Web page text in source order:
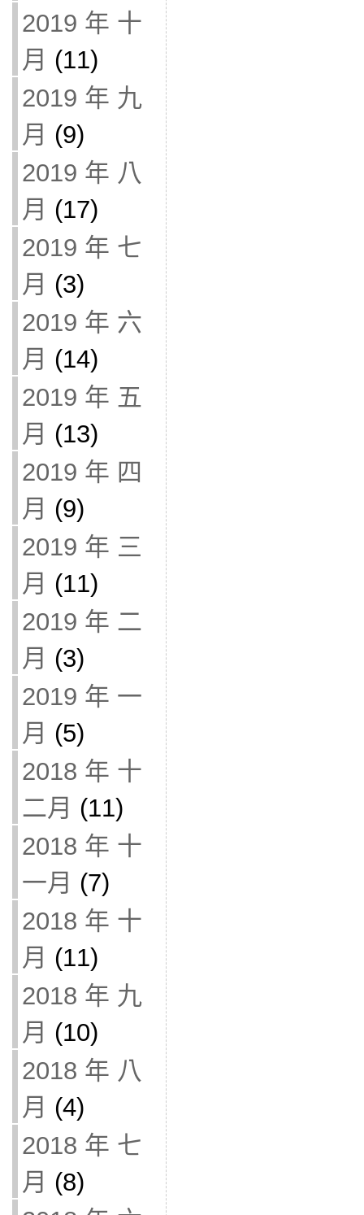
2019 年 十
月 (11)
2019 年 九
月 (9)
2019 年 八
月 (17)
2019 年 七
月 (3)
2019 年 六
月 (14)
2019 年 五
月 (13)
2019 年 四
月 (9)
2019 年 三
月 (11)
2019 年 二
月 (3)
2019 年 一
月 (5)
2018 年 十
二月 (11)
2018 年 十
一月 (7)
2018 年 十
月 (11)
2018 年 九
月 (10)
2018 年 八
月 (4)
2018 年 七
月 (8)